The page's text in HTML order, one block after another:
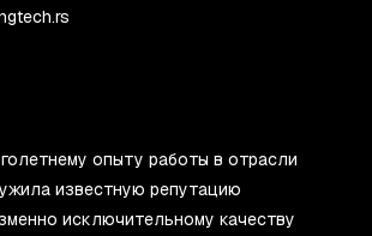
опыту работы в отрасли
известную репутацию
исключительному качеству